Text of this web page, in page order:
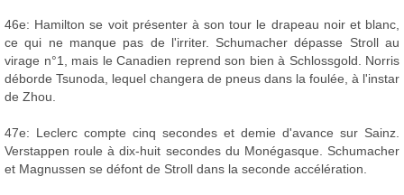
46e: Hamilton se voit présenter à son tour le drapeau noir et blanc,
ce qui ne manque pas de l'irriter. Schumacher dépasse Stroll au
virage n°1, mais le Canadien reprend son bien à Schlossgold. Norris
déborde Tsunoda, lequel changera de pneus dans la foulée, à l'instar
de Zhou.
47e: Leclerc compte cinq secondes et demie d'avance sur Sainz.
Verstappen roule à dix-huit secondes du Monégasque. Schumacher
et Magnussen se défont de Stroll dans la seconde accélération.